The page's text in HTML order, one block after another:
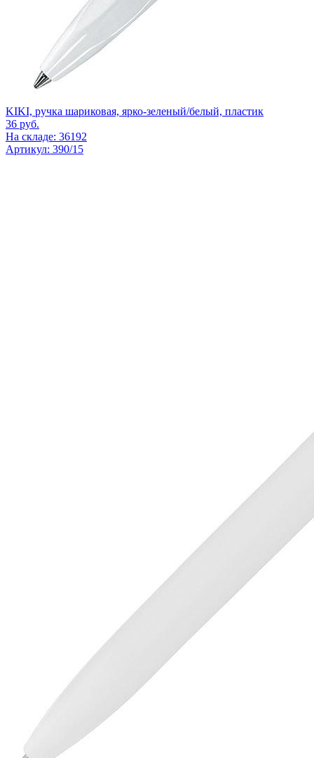
KIKI, ручка шариковая, ярко-зеленый/белый, пластик
36 руб.
На складе: 36192
Артикул: 390/15